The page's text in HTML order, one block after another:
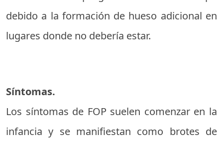
debido a la formación de hueso adicional en
lugares donde no debería estar.
Síntomas.
Los síntomas de FOP suelen comenzar en la
infancia y se manifiestan como brotes de